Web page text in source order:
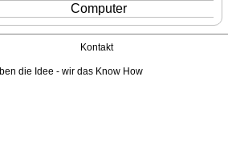
Computer
Kontakt
die Idee - wir das Know How